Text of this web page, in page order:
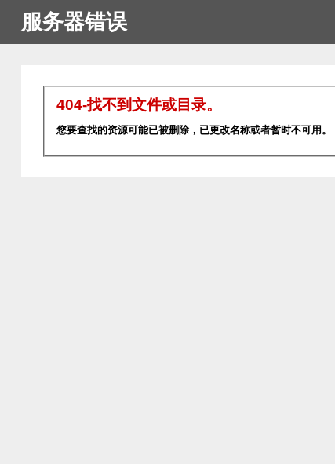
服务器错误
404-找不到文件或目录。
您要查找的资源可能已被删除，已更改名称或者暂时不可用。